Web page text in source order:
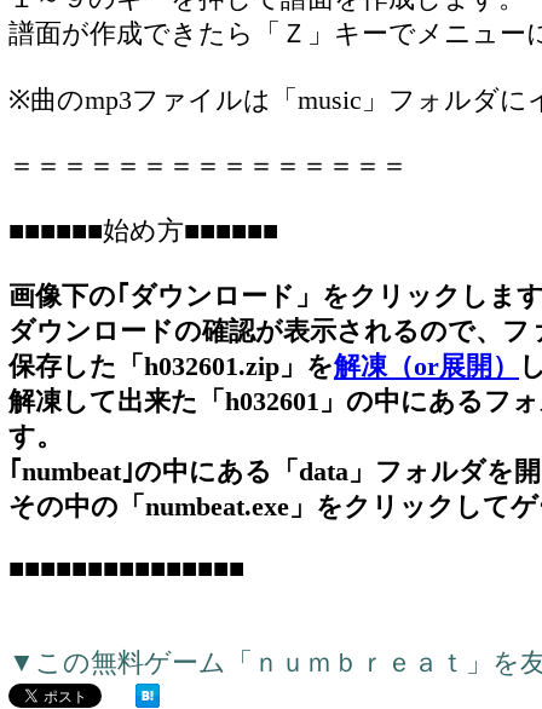
譜面が作成できたら「Ｚ」キーでメニュー
※曲のmp3ファイルは「music」フォルダ
＝＝＝＝＝＝＝＝＝＝＝＝＝＝＝
■■■■■■始め方■■■■■■
画像下の｢ダウンロード」をクリックしま
ダウンロードの確認が表示されるので、
保存した「h032601.zip」を解凍（or展開）
解凍して出来た「h032601」の中にあるフ
す。
｢numbeat｣の中にある「data」フォルダを
その中の「numbeat.exe」をクリックして
■■■■■■■■■■■■■■■
▼この無料ゲーム「ｎｕｍｂｒｅａｔ」を